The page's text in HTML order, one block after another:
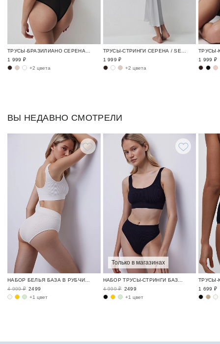
ТРУСЫ-БРАЗИЛИАНО СЕРЕНА / SERENE
1 999 ₽
+2 цвета
ТРУСЫ-СТРИНГИ СЕРЕНА / SERENE
1 999 ₽
+2 цвета
1 999 ₽
ВЫ НЕДАВНО СМОТРЕЛИ
4 999 ₽ 2499
+1 цвет
Только в магазинах
4 999 ₽ 2499
+1 цвет
1 699 ₽